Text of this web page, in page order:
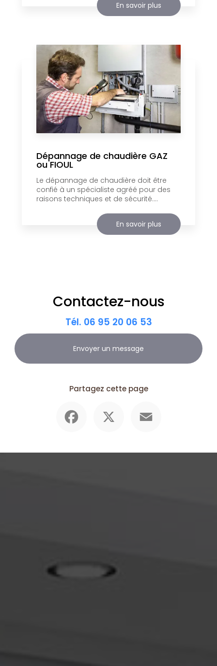
En savoir plus
Dépannage de chaudière GAZ
ou FIOUL
Le dépannage de chaudière doit être
confié à un spécialiste agréé pour des
raisons techniques et de sécurité....
En savoir plus
Contactez-nous
Tél. 06 95 20 06 53
Envoyer un message
Partagez cette page